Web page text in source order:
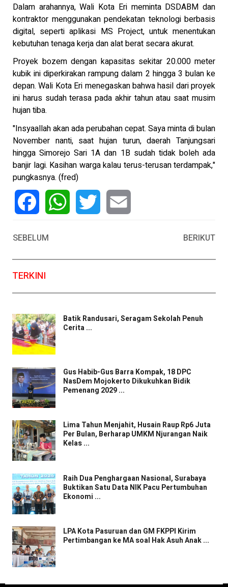
Dalam arahannya, Wali Kota Eri meminta DSDABM dan
kontraktor menggunakan pendekatan teknologi berbasis
digital, seperti aplikasi MS Project, untuk menentukan
kebutuhan tenaga kerja dan alat berat secara akurat.
Proyek bozem dengan kapasitas sekitar 20.000 meter
kubik ini diperkirakan rampung dalam 2 hingga 3 bulan ke
depan. Wali Kota Eri menegaskan bahwa hasil dari proyek
ini harus sudah terasa pada akhir tahun atau saat musim
hujan tiba.
"Insyaallah akan ada perubahan cepat. Saya minta di bulan
November nanti, saat hujan turun, daerah Tanjungsari
hingga Simorejo Sari 1A dan 1B sudah tidak boleh ada
banjir lagi. Kasihan warga kalau terus-terusan terdampak,"
pungkasnya. (fred)
SEBELUM
BERIKUT
TERKINI
Batik Randusari, Seragam Sekolah Penuh
Cerita ...
Gus Habib-Gus Barra Kompak, 18 DPC
NasDem Mojokerto Dikukuhkan Bidik
Pemenang 2029 ...
Lima Tahun Menjahit, Husain Raup Rp6 Juta
Per Bulan, Berharap UMKM Njurangan Naik
Kelas ...
Raih Dua Penghargaan Nasional, Surabaya
Buktikan Satu Data NIK Pacu Pertumbuhan
Ekonomi ...
LPA Kota Pasuruan dan GM FKPPI Kirim
Pertimbangan ke MA soal Hak Asuh Anak ...